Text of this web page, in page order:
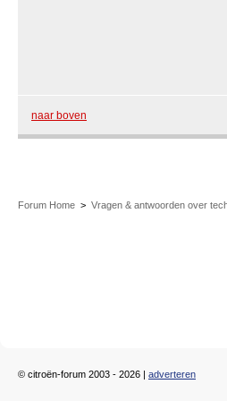
naar boven
Forum Home > Vragen & antwoorden over
© citroën-forum 2003 - 2026 | adverteren